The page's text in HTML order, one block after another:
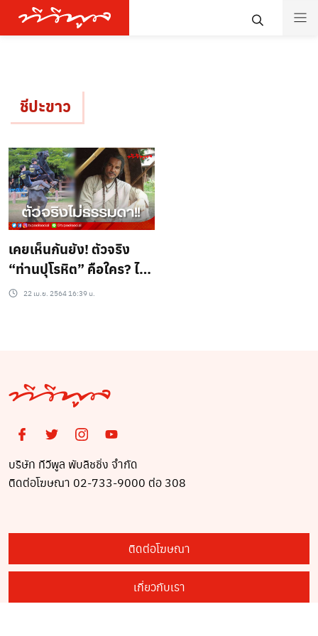
ชีปะขาว
เคยเห็นกันยัง! ตัวจริง
“ท่านปุโรหิต” คือใคร? ไม่
ธรรมดา?!
22 เม.ย. 2564 16:39 น.
บริษัท ทีวีพูล พับลิชชิ่ง จำกัด
ติดต่อโฆษณา 02-733-9000 ต่อ 308
ติดต่อโฆษณา
เกี่ยวกับเรา